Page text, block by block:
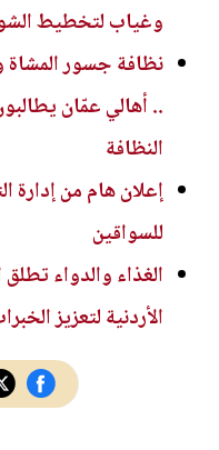
وغياب لتخطيط
نظافة جسور المشاة
.. أهالي عمّان
النظافة
إعلان هام من
للسواقين
الغذاء والدواء
الأردنية لتعزيز